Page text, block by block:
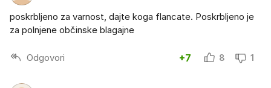
poskrbljeno za varnost, dajte koga flancate. Poskrbljeno je
za polnjene občinske blagajne
Odgovori +7 8 1